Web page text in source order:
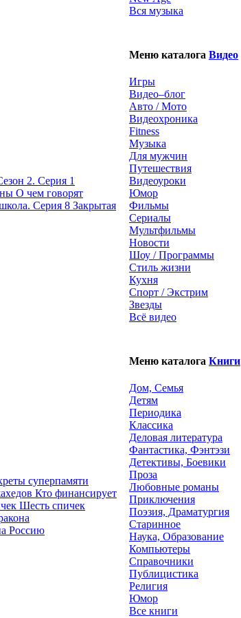
Вся музыка
2. Серия 1
О чем говорят
Закрытая
Меню каталога Видео
Игры
Видео–блог
Авто / Мото
Видеохроника
Fitness
Музыка
Для мужчин
Путешествия
Видеоуроки
Юмор
Фильмы
Сериалы
Мультфильмы
Новости
Шоу / Программы
Стиль жизни
Кухня
Спорт / Экстрим
Звезды
Всё видео
суперпамяти
Кто финансирует
Шесть спичек
Россию
Меню каталога Книги
Дом, Семья
Детям
Периодика
Классика
Деловая литература
Фантастика, Фэнтэзи
Детективы, Боевики
Проза
Любовные романы
Приключения
Поэзия, Драматургия
Старинное
Наука, Образование
Компьютеры
Справочники
Публицистика
Религия
Юмор
Все книги